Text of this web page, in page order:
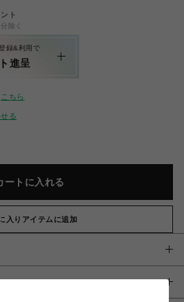
ト
除く
録&利用で
進呈
こちら
る
ートに入れる
入りアイテムに追加